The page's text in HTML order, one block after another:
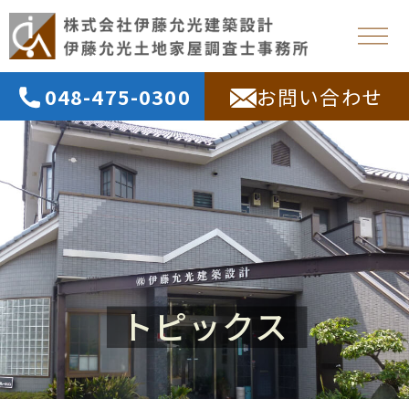
048-475-0300 お問い合わせ
トピックス